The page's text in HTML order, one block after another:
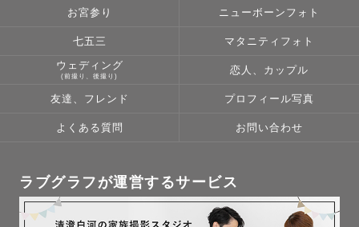
お宮参り ニューボーンフォト
七五三 マタニティフォト
ウェディング
(前撮り、後撮り)
恋人、カップル
友達、フレンド プロフィール写真
よくある質問 お問い合わせ
ラブグラフが運営するサービス